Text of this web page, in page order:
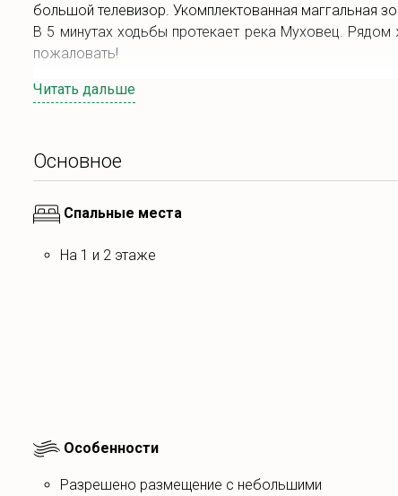
большой телевизор. Укомплектованная маггальная
В 5 минутах ходьбы протекает река Муховец.
пожаловать!
Читать дальше
Основное
Спальные места
на 1 и 2 этаже
Особенности
Разрешено размещение с небольшими